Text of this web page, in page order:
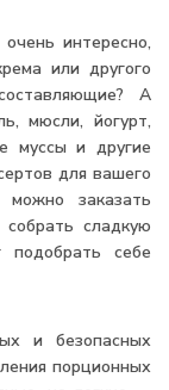
интересно,
или другого
А
мюсли, йогурт,
муссы и другие
для вашего
заказать
сладкую
себе
и безопасных
порционных